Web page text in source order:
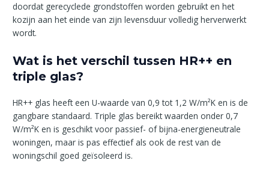
doordat gerecyclede grondstoffen worden gebruikt en het
kozijn aan het einde van zijn levensduur volledig herverwerkt
wordt.
Wat is het verschil tussen HR++ en
triple glas?
HR++ glas heeft een U-waarde van 0,9 tot 1,2 W/m²K en is de
gangbare standaard. Triple glas bereikt waarden onder 0,7
W/m²K en is geschikt voor passief- of bijna-energieneutrale
woningen, maar is pas effectief als ook de rest van de
woningschil goed geïsoleerd is.